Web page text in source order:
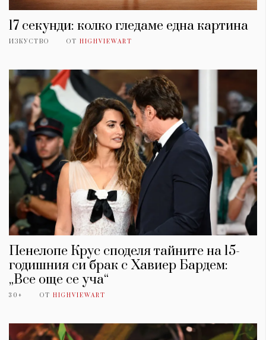
17 секунди: колко гледаме една картина
ИЗКУСТВО ОТ HIGHVIEWART
Пенелопе Крус споделя тайните на 15-
годишния си брак с Хавиер Бардем:
„Все още се уча“
30+ ОТ HIGHVIEWART